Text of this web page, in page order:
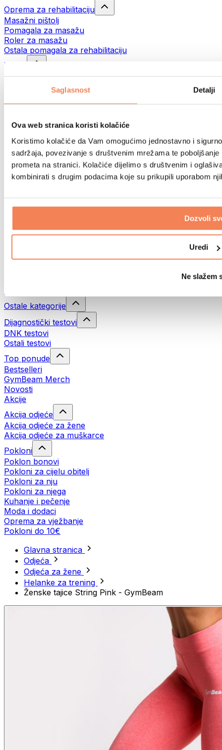
Saglasnost Detalji
Ova web stranica koristi kolačiće
Koristimo kolačiće da Vam omogućimo jednostavno i
sadržaja, povezivanje s društvenim mrežama te
prometa na stranici. Kolačiće dijelimo s društvenim i
kombinirati s drugim podacima koje su prikupili uporabom
Dozvoli
Uredi
Ne slažem
Oprema za rehabilitaciju
Masažni pištolj
Pomagala za masažu
Roler za masažu
Ostala pomagala za rehabilitaciju
Torbe
Torbe za hranu
Sportske torbe
Trčanje
Biciklizam
Joga i pilates
Kupanje hladnom vodom
Plivanje
Planinarenje
Biohacking
Terapija crvenim svjetlom
Eko kućanstvo
Ostale kategorije
Dijagnostički testovi
DNK testovi
Ostali testovi
Top ponude
Bestselleri
GymBeam Merch
Novosti
Akcije
Akcija odjeće
Akcija odjeće za žene
Akcija odjeće za muškarce
Pokloni
Poklon bonovi
Pokloni za cijelu obitelj
Pokloni za nju
Pokloni za njega
Kuhanje i pečenje
Moda i dodaci
Oprema za vježbanje
Pokloni do 10€
Glavna stranica
Odjeća
Odjeća za žene
Helanke za trening
Ženske tajice String Pink - GymBeam